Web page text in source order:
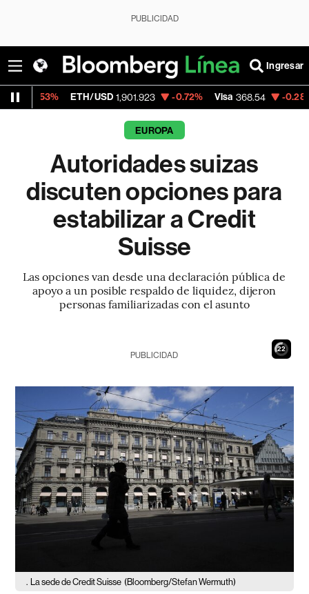
PUBLICIDAD
Ingresar
ETH/USD 1,901.923 -0.72% Visa 368.54 -0.28%
EUROPA
Autoridades suizas
discuten opciones para
estabilizar a Credit
Suisse
Las opciones van desde una declaración pública de
apoyo a un posible respaldo de liquidez, dijeron
personas familiarizadas con el asunto
21
PUBLICIDAD
. La sede de Credit Suisse (Bloomberg/Stefan Wermuth)